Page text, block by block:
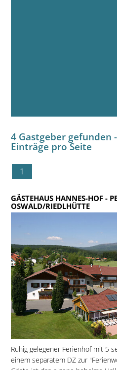
4 Gastgeber gefunden
Einträge pro Seite
1
GÄSTEHAUS HANNES-HOF-
OSWALD/RIEDLHÜTTE
Ruhig gelegener Ferienhof mit 5
einem separatem DZ zur